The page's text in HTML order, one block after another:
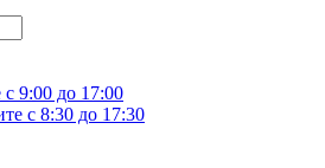
с 9:00 до 17:00
с 8:30 до 17:30